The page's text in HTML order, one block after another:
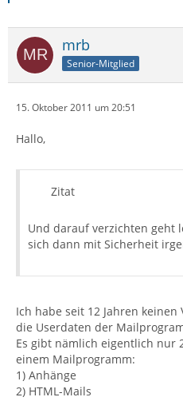
mrb
Senior-Mitglied
15. Oktober 2011 um 20:51
Hallo,
Zitat
Und darauf verzichten geht
sich dann mit Sicherheit
Ich habe seit 12 Jahren
die Userdaten der
Es gibt nämlich eigentlich nur
einem Mailprogramm:
1) Anhänge
2) HTML-Mails